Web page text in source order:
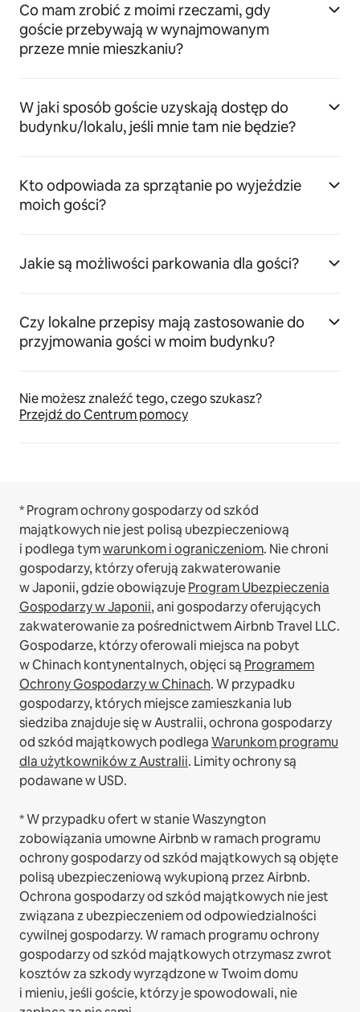
Co mam zrobić z moimi rzeczami, gdy
goście przebywają w wynajmowanym
przeze mnie mieszkaniu?
W jaki sposób goście uzyskają dostęp do
budynku/lokalu, jeśli mnie tam nie będzie?
Kto odpowiada za sprzątanie po wyjeździe
moich gości?
Jakie są możliwości parkowania dla gości?
Czy lokalne przepisy mają zastosowanie do
przyjmowania gości w moim budynku?
Nie możesz znaleźć tego, czego szukasz?
Przejdź do Centrum pomocy
* Program ochrony gospodarzy od szkód
majątkowych nie jest polisą ubezpieczeniową
i podlega tymwarunkom i ograniczeniom. Nie chroni
gospodarzy, którzy oferują zakwaterowanie
w Japonii, gdzie obowiązujeProgram Ubezpieczenia
Gospodarzy w Japonii, ani gospodarzy oferujących
zakwaterowanie za pośrednictwem Airbnb Travel LLC.
Gospodarze, którzy oferowali miejsca na pobyt
w Chinach kontynentalnych, objęci są Programem
Ochrony Gospodarzy w Chinach.W przypadku
gospodarzy, których miejsce zamieszkania lub
siedziba znajduje się w Australii, ochrona gospodarzy
od szkód majątkowych podlegaWarunkom programu
dla użytkowników z Australii. Limity ochrony są
podawane w USD.
* W przypadku ofert w stanie Waszyngton
zobowiązania umowne Airbnb w ramach programu
ochrony gospodarzy od szkód majątkowych są objęte
polisą ubezpieczeniową wykupioną przez Airbnb.
Ochrona gospodarzy od szkód majątkowych nie jest
związana z ubezpieczeniem od odpowiedzialności
cywilnej gospodarzy. W ramach programu ochrony
gospodarzy od szkód majątkowych otrzymasz zwrot
kosztów za szkody wyrządzone w Twoim domu
i mieniu, jeśli goście, którzy je spowodowali, nie